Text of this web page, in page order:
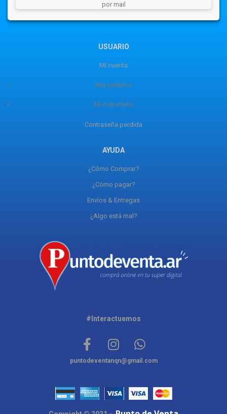
por mail
USUARIO
Mi cuenta
Mis pedidos
Mi monedero
Contraseña perdida
AYUDA
¿Cómo Comprar?
¿Cómo pagar?
Envíos & Entregas
¿Algo está mal?
#Interactuemos
puntodeventanqn@gmail.com